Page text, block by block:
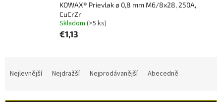
KOWAX® Prievlak ø 0,8 mm M6/8x28, 250A,
CuCrZr
Skladom (>5 ks)
€1,13
Nejlevnější Nejdražší Nejprodávanější Abecedně